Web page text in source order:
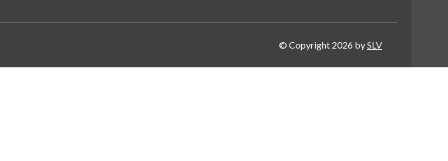
© Copyright 2026 bySLV